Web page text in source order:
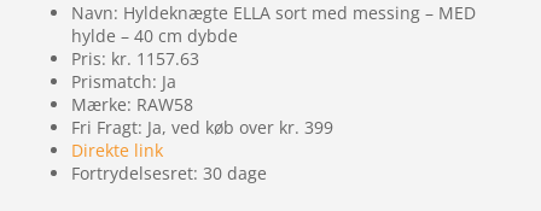
Navn: Hyldeknægte ELLA sort med messing – MED
hylde – 40 cm dybde
Pris: kr. 1157.63
Prismatch: Ja
Mærke: RAW58
Fri Fragt: Ja, ved køb over kr. 399
Direkte link
Fortrydelsesret: 30 dage